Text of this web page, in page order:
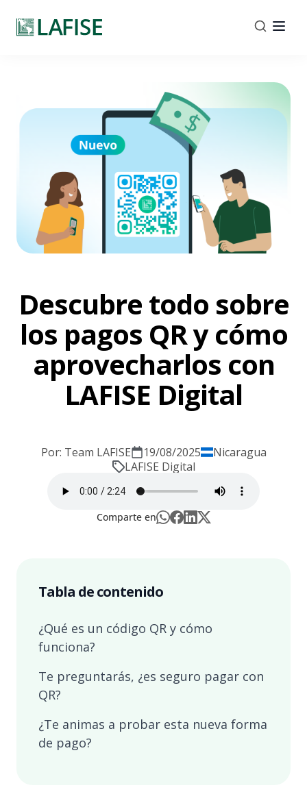
Descubre todo sobre
los pagos QR y cómo
aprovecharlos con
LAFISE Digital
Por: Team LAFISE 19/08/2025
Nicaragua
LAFISE Digital
Comparte en
Tabla de contenido
¿Qué es un código QR y cómo
funciona?
Te preguntarás, ¿es seguro pagar con
QR?
¿Te animas a probar esta nueva forma
de pago?